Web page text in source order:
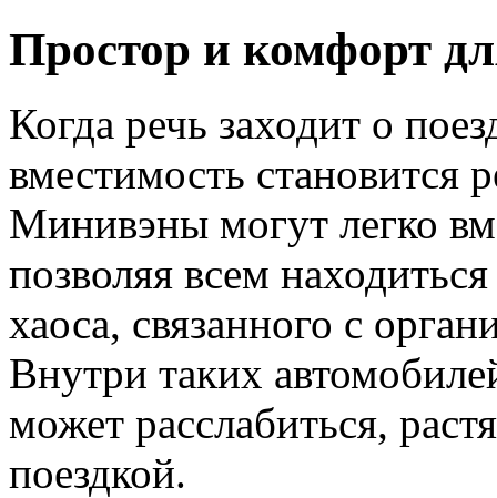
Простор и комфорт
Когда речь заходит о
вместимость
Минивэны могут легко
позволяя всем
хаоса, связанного с
Внутри таких
может расслабиться,
поездкой.